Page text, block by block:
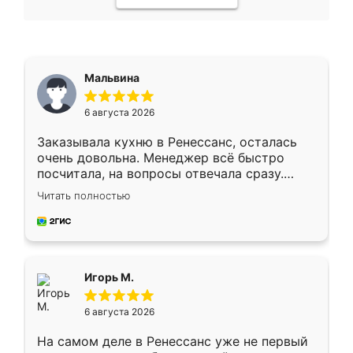
Мальвина
6 августа 2026
Заказывала кухню в Ренессанс, осталась
очень довольна. Менеджер всё быстро
посчитала, на вопросы отвечала сразу.
Замерщик приехал в субботу, подошёл к
делу со всей ответственностью. Собрали
за день, ребята работали аккуратно, даже
Читать полностью
Игорь М.
6 августа 2026
На самом деле в Ренессанс уже не первый